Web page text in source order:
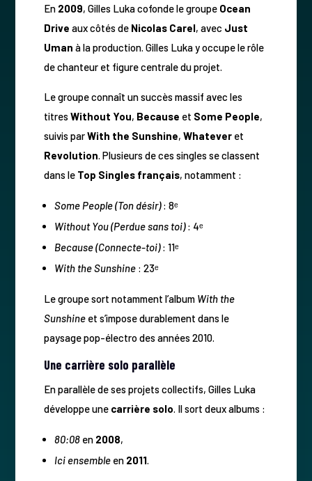
En 2009, Gilles Luka cofonde le groupe Ocean
Drive aux côtés de Nicolas Carel, avec Just
Uman à la production. Gilles Luka y occupe le rôle
de chanteur et figure centrale du projet.
Le groupe connaît un succès massif avec les
titres Without You, Because et Some People,
suivis parWith the Sunshine, Whateveret
Revolution. Plusieurs de ces singles se classent
dans le Top Singles français, notamment :
Some People (Ton désir): 8ᵉ
Without You (Perdue sans toi): 4ᵉ
Because (Connecte-toi): 11ᵉ
With the Sunshine: 23ᵉ
Le groupe sort notamment l’album With the
Sunshineet s’impose durablement dans le
paysage pop-électro des années 2010.
Une carrière solo parallèle
En parallèle de ses projets collectifs, Gilles Luka
développe une carrière solo. Il sort deux albums :
80:08en 2008,
Ici ensembleen 2011.